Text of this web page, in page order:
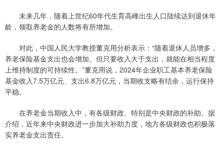
未来几年，随着上世纪60年代生育高峰出生人口陆续达到退休年
龄，领取养老金的人数将有所增加。
对此，中国人民大学教授董克用分析表示：“随着退休人员增多，
养老保险基金支出也会增加。但只要收入大于支出，就能在相当程度
上维持制度的可持续性。”董克用说，2024年企业职工基本养老保险
基金收入7.5万亿元、支出6.8万亿元，当期收支略有结余，运行保持
平稳。
在养老金当期收入中，有各级财政、特别是中央财政的补助。据
介绍，近年来中央财政进一步加大补助力度，地方各级财政也积极落
实养老金支出责任。